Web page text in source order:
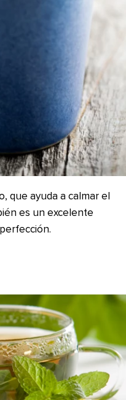
que ayuda a calmar el
es un excelente